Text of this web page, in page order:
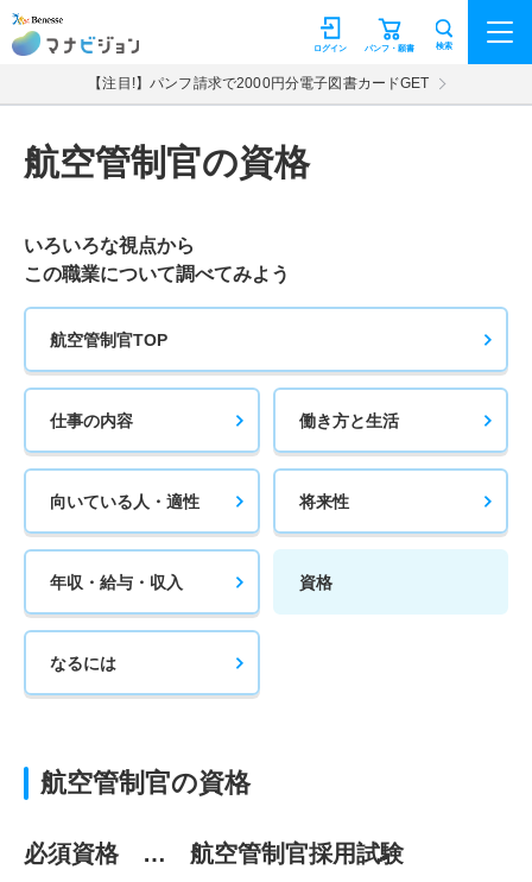
マナビジョン パンフ・願書
ログイン 検索
【注目!】パンフ請求で2000円分電子図書カードGET
航空管制官の資格
いろいろな視点から
この職業について調べてみよう
航空管制官TOP
仕事の内容 働き方と生活
向いている人・適性 将来性
年収・給与・収入 資格
なるには
航空管制官の資格
必須資格 … 航空管制官採用試験